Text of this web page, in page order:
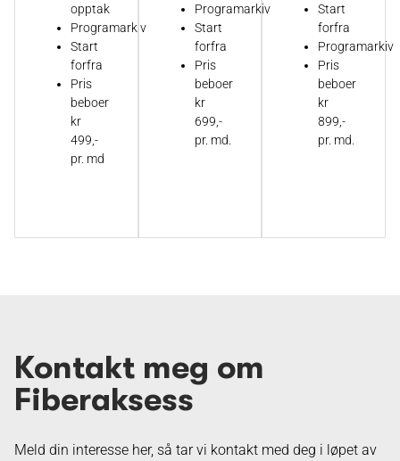
opptak
Programarkiv
Start
forfra
Pris
beboer
kr
499,-
pr. md
Programarkiv
Start
forfra
Pris
beboer
kr
699,-
pr. md.
Start
forfra
Programarkiv
Pris
beboer
kr
899,-
pr. md.
Kontakt meg om
Fiberaksess
Meld din interesse her, så tar vi kontakt med deg i løpet av